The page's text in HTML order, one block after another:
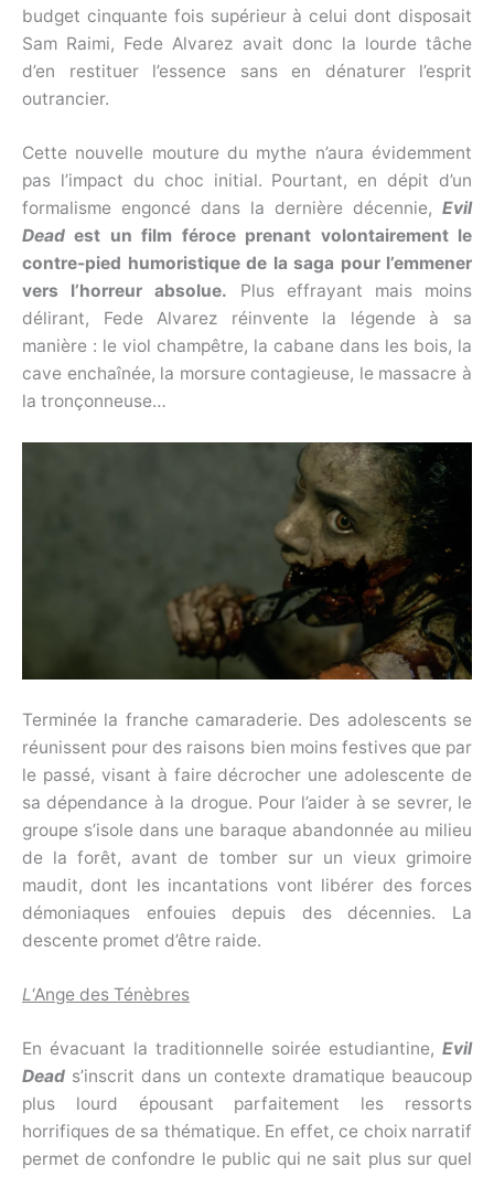
budget cinquante fois supérieur à celui dont disposait
Sam Raimi, Fede Alvarez avait donc la lourde tâche
d’en restituer l’essence sans en dénaturer l’esprit
outrancier.
Cette nouvelle mouture du mythe n’aura évidemment
pas l’impact du choc initial. Pourtant, en dépit d’un
formalisme engoncé dans la dernière décennie, Evil
Dead est un film féroce prenant volontairement le
contre-pied humoristique de la saga pour l’emmener
vers l’horreur absolue. Plus effrayant mais moins
délirant, Fede Alvarez réinvente la légende à sa
manière : le viol champêtre, la cabane dans les bois, la
cave enchaînée, la morsure contagieuse, le massacre à
la tronçonneuse…
Terminée la franche camaraderie. Des adolescents se
réunissent pour des raisons bien moins festives que par
le passé, visant à faire décrocher une adolescente de
sa dépendance à la drogue. Pour l’aider à se sevrer, le
groupe s’isole dans une baraque abandonnée au milieu
de la forêt, avant de tomber sur un vieux grimoire
maudit, dont les incantations vont libérer des forces
démoniaques enfouies depuis des décennies. La
descente promet d’être raide.
L‘Ange des Ténèbres
En évacuant la traditionnelle soirée estudiantine, Evil
Dead s’inscrit dans un contexte dramatique beaucoup
plus lourd épousant parfaitement les ressorts
horrifiques de sa thématique. En effet, ce choix narratif
permet de confondre le public qui ne sait plus sur quel